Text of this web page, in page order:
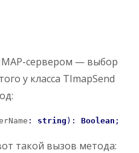
сервером — выбор
у класса TImapSend
: string ) : Boolean ;
такой вызов метода: